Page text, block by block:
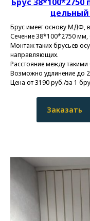
цельный
Брус имеет основу МДФ,
Сечение 38*100*2750 мм,
Монтаж таких брусьев
направляющих.
Расстояние между
Возможно удлинение до
Цена от 3190 руб./за 1
Заказать